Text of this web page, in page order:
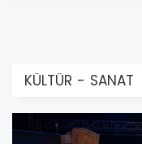
KÜLTÜR - SANAT